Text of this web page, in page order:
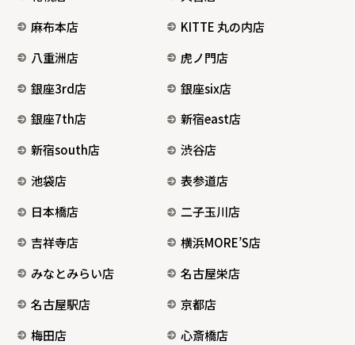
麻布本店
KITTE 丸の内店
八重洲店
虎ノ門店
銀座3rd店
銀座six店
銀座7th店
新宿east店
新宿south店
渋谷店
池袋店
表参道店
日本橋店
二子玉川店
吉祥寺店
横浜MORE’S店
みなとみらい店
名古屋栄店
名古屋駅店
京都店
梅田店
心斎橋店